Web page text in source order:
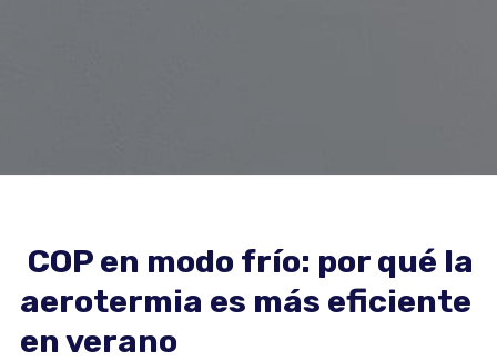
COP en modo frío: por qué la
aerotermia es más eficiente
en verano